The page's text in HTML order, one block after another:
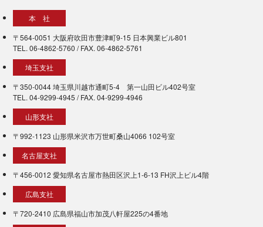
本 社
〒564-0051 大阪府吹田市豊津町9-15 日本興業ビル801
TEL. 06-4862-5760 / FAX. 06-4862-5761
埼玉支社
〒350-0044 埼玉県川越市通町5-4 第一山田ビル402号室
TEL. 04-9299-4945 / FAX. 04-9299-4946
山形支社
〒992-1123 山形県米沢市万世町桑山4066 102号室
名古屋支社
〒456-0012 愛知県名古屋市熱田区沢上1-6-13 FH沢上ビル4階
広島支社
〒720-2410 広島県福山市加茂八軒屋225の4番地